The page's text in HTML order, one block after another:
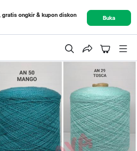
gratis ongkir & kupon diskon
Buka